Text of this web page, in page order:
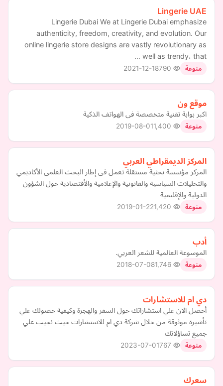
Lingerie UAE
Lingerie Dubai We at Lingerie Dubai emphasize
authenticity, freedom, creativity, and evolution. Our
online lingerie store designs are vastly revolutionary as
well as trendy، that …
منوعة 2021-12-18
موقع ون
اكبر بوابة تقنية متخصصة فى الهواتف الذكية
منوعة 2019-08-01
المركز الديمقراطي العربي
المركز مؤسسة بحثية مستقلة تعمل فى إطار البحث العلمى الأكاديمي
والتحليلات السياسية والقانونية والإعلامية والأقتصادية حول الشؤون
الدولية والإقليمية
منوعة 2019-01-22
أدب
الموسوعة العالمية للشعر العربي.
منوعة 2018-07-08
دي ام للاستشارات
أحصل الان علي استشاراتك حول السفر والهجرة وكيفية حصولك علي
تأشيرة موثوقة من خلال شركة دي ام للاستشارات حيث نجيب علي
جميع تساؤلاتك
منوعة 2023-07-01
سعرك